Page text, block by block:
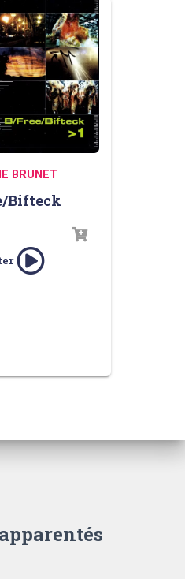
BRUNET
Bifteck